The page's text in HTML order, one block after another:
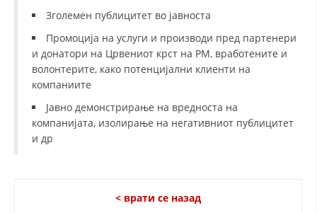
СТАТУТ НА ЦКРМ
ОРГАНИЗАЦИЈА И РАЗВОЈ
Зголемен публицитет во јавноста
Промоција на услуги и производи пред партенери
и донатори на Црвениот крст на РМ, вработените и
волонтерите, како потенцијални клиенти на
компаниите
Јавно демонстрирање на вредноста на
компанијата, изолирање на негативниот публицитет
и др
< врати се назад